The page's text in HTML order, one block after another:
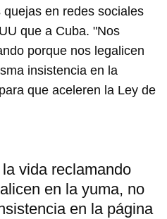
en redes sociales
que a Cuba. "Nos
porque nos legalicen
insistencia en la
que aceleren la Ley de
vida reclamando
en la yuma, no
en la página